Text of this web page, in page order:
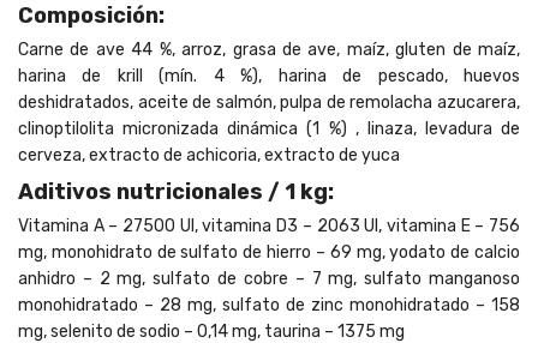
Composición:
Carne de ave 44 %, arroz, grasa de ave, maíz, gluten de maíz,
harina de krill (mín. 4 %), harina de pescado, huevos
deshidratados, aceite de salmón, pulpa de remolacha azucarera,
clinoptilolita micronizada dinámica (1 %) , linaza, levadura de
cerveza, extracto de achicoria, extracto de yuca
Aditivos nutricionales / 1 kg:
Vitamina A – 27500 UI, vitamina D3 – 2063 UI, vitamina E – 756
mg, monohidrato de sulfato de hierro – 69 mg, yodato de calcio
anhidro – 2 mg, sulfato de cobre – 7 mg, sulfato manganoso
monohidratado – 28 mg, sulfato de zinc monohidratado – 158
mg, selenito de sodio – 0,14 mg, taurina – 1375 mg